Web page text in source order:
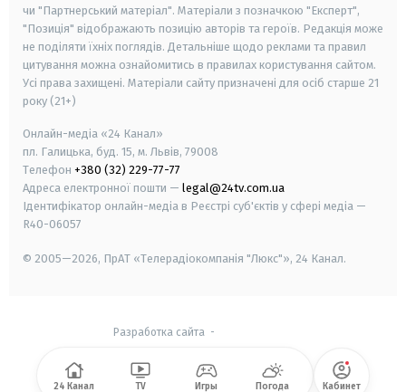
чи "Партнерський матеріал". Матеріали з позначкою "Експерт",
"Позиція" відображають позицію авторів та героїв. Редакція може
не поділяти їхніх поглядів. Детальніше щодо реклами та правил
цитування можна ознайомитись в правилах користування сайтом.
Усі права захищені. Матеріали сайту призначені для осіб старше 21
року (21+)
Онлайн-медіа «24 Канал»
пл. Галицька, буд. 15, м. Львів, 79008
Телефон +380 (32) 229-77-77
Адреса електронної пошти — legal@24tv.com.ua
Ідентифікатор онлайн-медіа в Реєстрі суб'єктів у сфері медіа —
R40-06057
© 2005—2026, ПрАТ «Телерадіокомпанія "Люкс"», 24 Канал.
Разработка сайта -
24 Канал TV Игры Погода Кабинет